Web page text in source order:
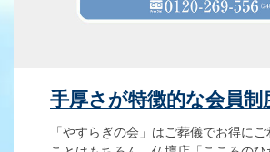
手厚さが特徴的な会員制
「やすらぎの会」はご葬儀でお得に